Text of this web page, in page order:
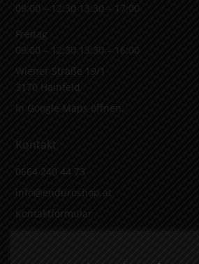
09:00 – 12:30 13:30 – 17:00
Freitag
09:00 – 12:30 13:30 – 16:00
Wiener Straße 19/1
3170 Hainfeld
In Google Maps öffnen.
Kontakt
0664 240 44 73
info@enduroshop.at
Kontaktformular